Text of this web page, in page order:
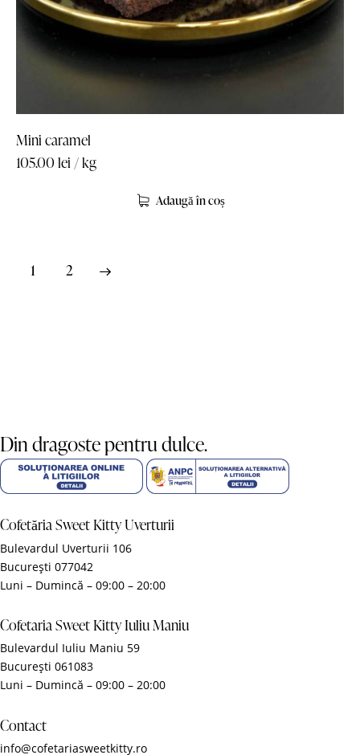
Mini caramel
105.00 lei / kg
Adaugă în coș
1 2
→
Din dragoste pentru dulce.
Cofetăria Sweet Kitty Uverturii
Bulevardul Uverturii 106
București 077042
Luni – Dumincă – 09:00 – 20:00
Cofetaria Sweet Kitty Iuliu Maniu
Bulevardul Iuliu Maniu 59
București 061083
Luni – Dumincă – 09:00 – 20:00
Contact
info@cofetariasweetkitty.ro